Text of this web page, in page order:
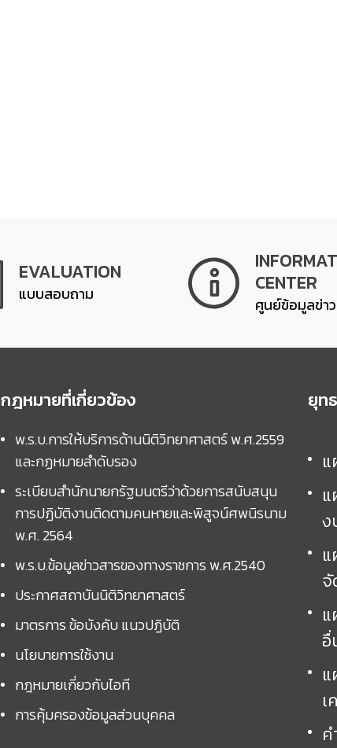
EVALUATION
แบบสอบถาม
CENTER
ศูนย์ข้อมูลข่า
กฎหมายที่เกี่ยวข้อง
พ.ร.บ.การให้บริการด้านนิติวิทยาศาสตร์ พ.ศ.2559
และกฏหมายลำดับรอง
ระเบียบสำนักนายกรัฐมนตรีว่าด้วยการสนับสนุน
การปฏิบัติงานติดตามคนหายและพิสูจน์ศพนิรนาม
พ.ศ. 2564
พ.ร.บ.ข้อมูลข่าวสารของทางราชการ พ.ศ.2540
ประกาศสถาบันนิติวิทยาศาสตร์
มาตรการ ข้อบังคับ แนวปฏิบัติ
นโยบายการใช้งาน
กฎหมายเกี่ยวกับไอที
การคุ้มครองข้อมูลส่วนบุคคล
ยุท
ง
อื่